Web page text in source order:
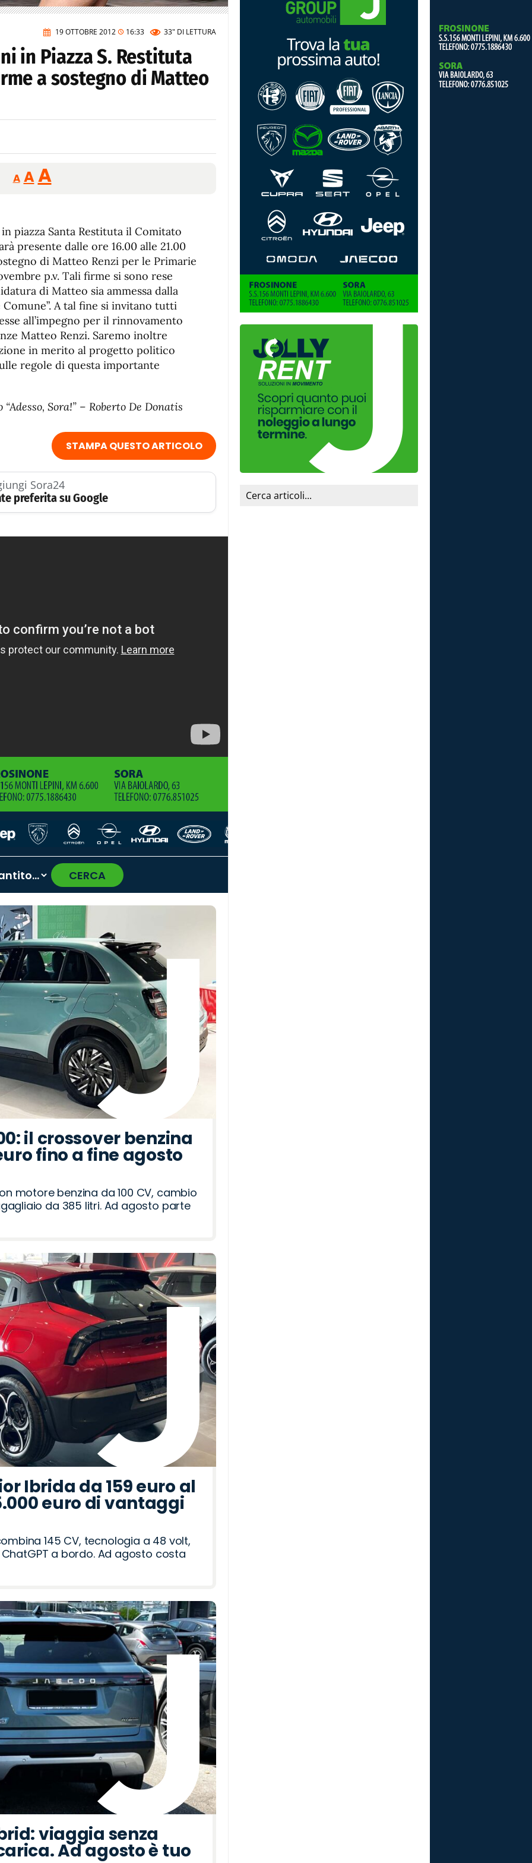
19 OTTOBRE 2012 16:33 33" DI LETTURA
in Piazza S. Restituta
a sostegno di Matteo
A
Reducir
tamaño
A Restablecer
tamaño
fuente
AAumentar
de
fuente.
piazza Santa Restituta il Comitato
presente dalle ore 16.00 alle 21.00
di Matteo Renzi per le Primarie
p.v. Tali firme si sono rese
di Matteo sia ammessa dalla
A tal fine si invitano tutti
all’impegno per il rinnovamento
Matteo Renzi. Saremo inoltre
in merito al progetto politico
regole di questa importante
Sora!” – Roberto De Donatis
STAMPA QUESTO ARTICOLO
Sora24
preferita su Google
CERCA
›
il crossover benzina
fino a fine agosto
motore benzina da 100 CV, cambio
da 385 litri. Ad agosto parte
Ibrida da 159 euro al
euro di vantaggi
145 CV, tecnologia a 48 volt,
a bordo. Ad agosto costa
viaggia senza
Ad agosto è tuo